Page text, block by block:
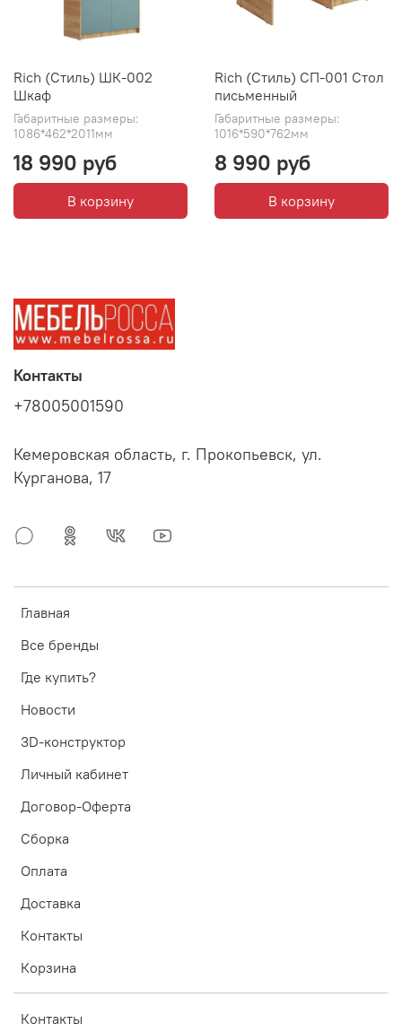
Rich (Стиль) ШК-002
Шкаф
Габаритные размеры:
1086*462*2011мм
18 990 руб
В корзину
Rich (Стиль) СП-001 Стол
письменный
Габаритные размеры:
1016*590*762мм
8 990 руб
В корзину
Главная
Все бренды
Где купить?
Новости
3D-конструктор
Личный кабинет
Договор-Оферта
Сборка
Оплата
Доставка
Контакты
Корзина
Контакты
Контакты
+78005001590
Кемеровская область, г. Прокопьевск, ул.
Курганова, 17